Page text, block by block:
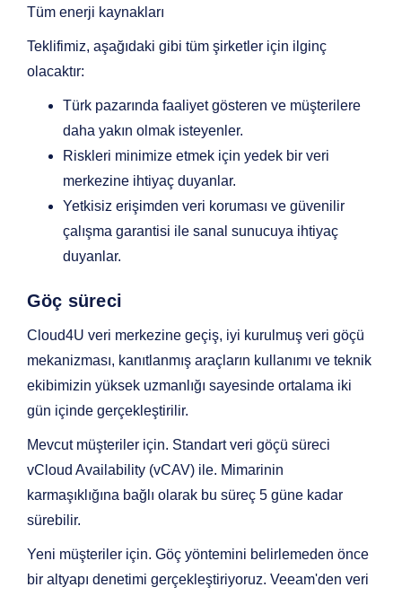
Tüm enerji kaynakları
Teklifimiz, aşağıdaki gibi tüm şirketler için ilginç
olacaktır:
Türk pazarında faaliyet gösteren ve müşterilere
daha yakın olmak isteyenler.
Riskleri minimize etmek için yedek bir veri
merkezine ihtiyaç duyanlar.
Yetkisiz erişimden veri koruması ve güvenilir
çalışma garantisi ile sanal sunucuya ihtiyaç
duyanlar.
Göç süreci
Cloud4U veri merkezine geçiş, iyi kurulmuş veri göçü
mekanizması, kanıtlanmış araçların kullanımı ve teknik
ekibimizin yüksek uzmanlığı sayesinde ortalama iki
gün içinde gerçekleştirilir.
Mevcut müşteriler için. Standart veri göçü süreci
vCloud Availability (vCAV) ile. Mimarinin
karmaşıklığına bağlı olarak bu süreç 5 güne kadar
sürebilir.
Yeni müşteriler için. Göç yöntemini belirlemeden önce
bir altyapı denetimi gerçekleştiriyoruz. Veeam'den veri